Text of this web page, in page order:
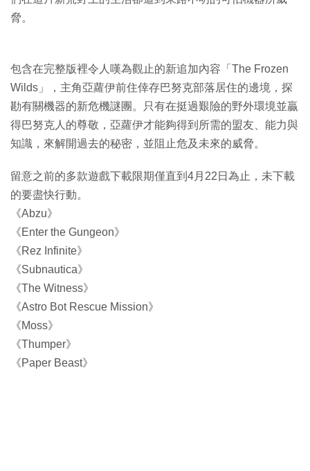
脅。
包含在完整版裡令人嘆為觀止的新追加內容「The Frozen
Wilds」，主角亞蘿伊前住倖存巴努克部落居住的邊境，探
勘有關機器的新危機謎團。只有在挺過艱險的野外環境並贏
得巴努克人的尊敬，亞蘿伊才能夠得到所需的盟友、能力與
知識，來解開過去的秘密，並阻止危及未來的威脅。
留意之前的多款遊戲下載限期僅直到4月22日為止，未下載
的要盡快行動。
《Abzu》
《Enter the Gungeon》
《Rez Infinite》
《Subnautica》
《The Witness》
《Astro Bot Rescue Mission》
《Moss》
《Thumper》
《Paper Beast》